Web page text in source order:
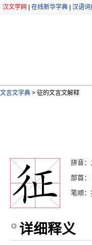
汉文学网 在线新华字典 汉语词
文言文字典 > 征的文言文解释
拼音：
部首：
笔顺：
详细释义